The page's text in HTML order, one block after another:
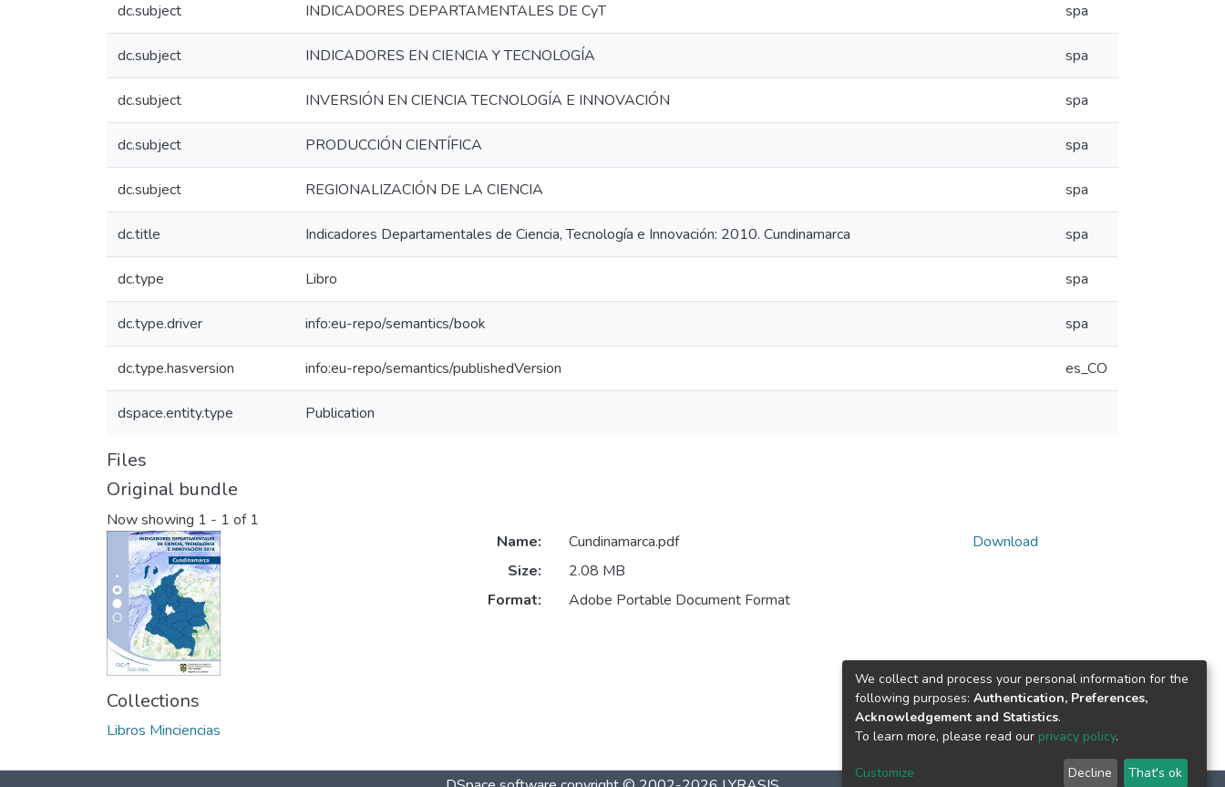
dc.subject INDICADORES DEPARTAMENTALES DE CyT spa
dc.subject INDICADORES EN CIENCIA Y TECNOLOGÍA spa
dc.subject INVERSIÓN EN CIENCIA TECNOLOGÍA E INNOVACIÓN spa
dc.subject PRODUCCIÓN CIENTÍFICA spa
dc.subject REGIONALIZACIÓN DE LA CIENCIA spa
dc.title Indicadores Departamentales de Ciencia, Tecnología e Innovación: 2010. Cundinamarca spa
dc.type Libro spa
dc.type.driver info:eu-repo/semantics/book spa
dc.type.hasversion info:eu-repo/semantics/publishedVersion es_CO
dspace.entity.type Publication
Files
Original bundle
Now showing 1 - 1 of 1
Name:
Cundinamarca.pdf
Size:
2.08 MB
Format:
Adobe Portable Document Format
Download
Collections
Libros Minciencias
We collect and process your personal information for the
following purposes: Authentication, Preferences,
Acknowledgement and Statistics.
To learn more, please read our privacy policy.
Customize Decline That's ok